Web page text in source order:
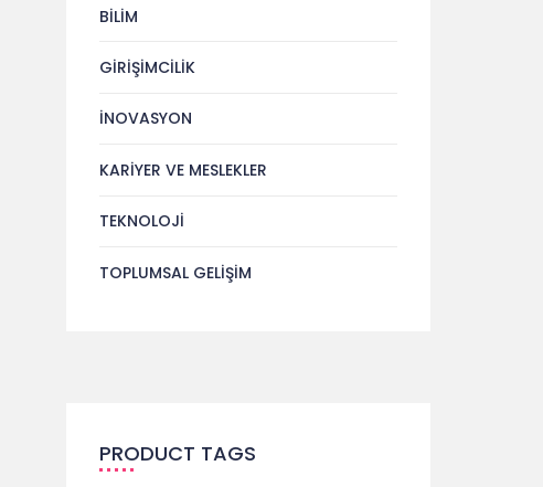
BILIM
GIRIŞIMCILIK
İNOVASYON
KARIYER VE MESLEKLER
TEKNOLOJI
TOPLUMSAL GELIŞIM
PRODUCT TAGS